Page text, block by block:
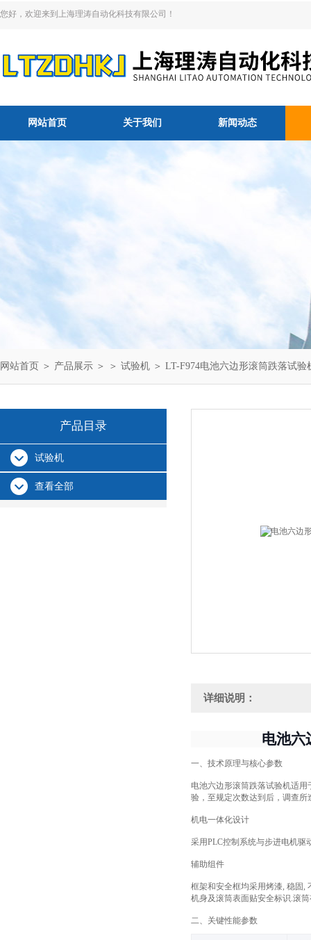
您好，欢迎来到上海理涛自动化科技有限公司！
网站首页 关于我们 新闻动态
网站首页 ＞ 产品展示 ＞ ＞ 试验机 ＞ LT-F974电池六边形滚筒跌落试验
产品目录
试验机
查看全部
详细说明：
电池六
一、技术原理与核心参数
电池六边形滚筒跌落试验机适用
验，至规定次数达到后，调查所
机电一体化设计
采用PLC控制系统与步进电机驱
‌辅助组件‌
框架和安全框均采用烤漆, 稳固,
机身及滚筒表面贴安全标识.滚
二、关键性能参数